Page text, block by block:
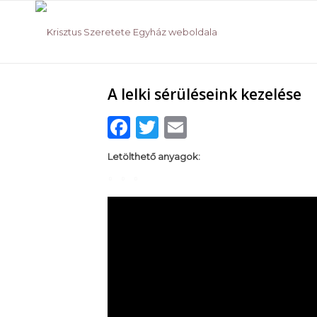
A lelki sérüléseink kezelése
Facebook
Twitter